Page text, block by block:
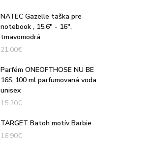
NATEC Gazelle taška pre
notebook , 15,6" - 16",
tmavomodrá
21,00€
Parfém ONEOFTHOSE NU BE
16S 100 ml parfumovaná voda
unisex
15,20€
TARGET Batoh motív Barbie
16,90€